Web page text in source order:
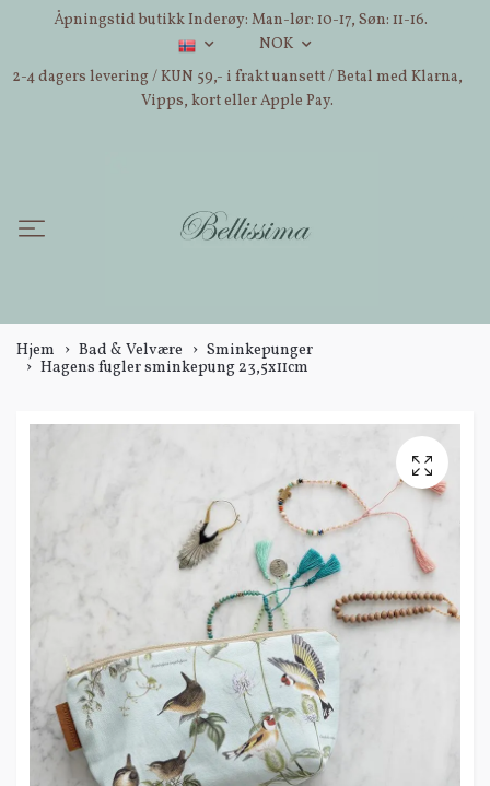
Åpningstid butikk Inderøy: Man-lør: 10-17, Søn: 11-16.
NOK
2-4 dagers levering / KUN 59,- i frakt uansett / Betal med Klarna,
Vipps, kort eller Apple Pay.
Hjem Bad & Velvære
Sminkepunger
Hagens fugler sminkepung 23,5x11cm